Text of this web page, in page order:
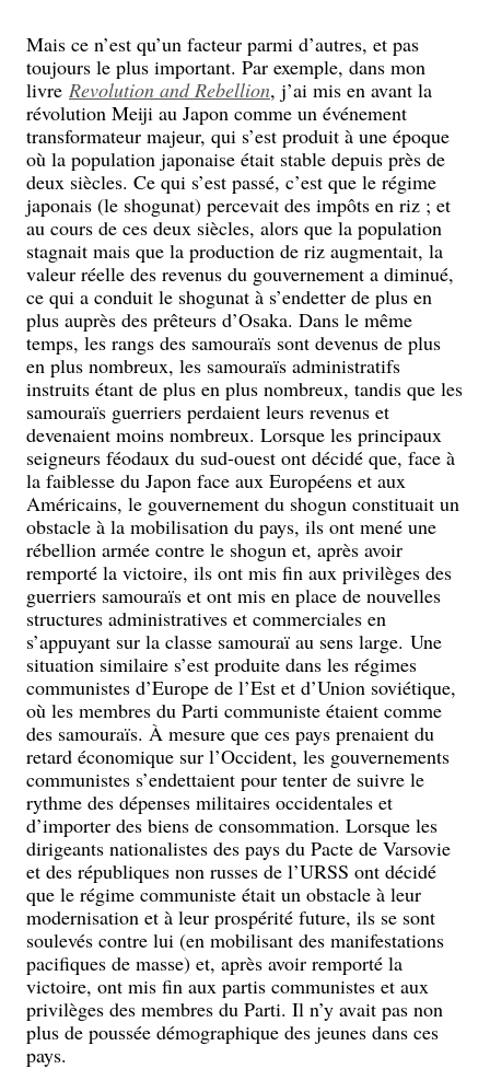
Mais ce n’est qu’un facteur parmi d’autres, et pas
toujours le plus important. Par exemple, dans mon
livre Revolution and Rebellion, j’ai mis en avant la
révolution Meiji au Japon comme un événement
transformateur majeur, qui s’est produit à une époque
où la population japonaise était stable depuis près de
deux siècles. Ce qui s’est passé, c’est que le régime
japonais (le shogunat) percevait des impôts en riz ; et
au cours de ces deux siècles, alors que la population
stagnait mais que la production de riz augmentait, la
valeur réelle des revenus du gouvernement a diminué,
ce qui a conduit le shogunat à s’endetter de plus en
plus auprès des prêteurs d’Osaka. Dans le même
temps, les rangs des samouraïs sont devenus de plus
en plus nombreux, les samouraïs administratifs
instruits étant de plus en plus nombreux, tandis que les
samouraïs guerriers perdaient leurs revenus et
devenaient moins nombreux. Lorsque les principaux
seigneurs féodaux du sud-ouest ont décidé que, face à
la faiblesse du Japon face aux Européens et aux
Américains, le gouvernement du shogun constituait un
obstacle à la mobilisation du pays, ils ont mené une
rébellion armée contre le shogun et, après avoir
remporté la victoire, ils ont mis fin aux privilèges des
guerriers samouraïs et ont mis en place de nouvelles
structures administratives et commerciales en
s’appuyant sur la classe samouraï au sens large. Une
situation similaire s’est produite dans les régimes
communistes d’Europe de l’Est et d’Union soviétique,
où les membres du Parti communiste étaient comme
des samouraïs. À mesure que ces pays prenaient du
retard économique sur l’Occident, les gouvernements
communistes s’endettaient pour tenter de suivre le
rythme des dépenses militaires occidentales et
d’importer des biens de consommation. Lorsque les
dirigeants nationalistes des pays du Pacte de Varsovie
et des républiques non russes de l’URSS ont décidé
que le régime communiste était un obstacle à leur
modernisation et à leur prospérité future, ils se sont
soulevés contre lui (en mobilisant des manifestations
pacifiques de masse) et, après avoir remporté la
victoire, ont mis fin aux partis communistes et aux
privilèges des membres du Parti. Il n’y avait pas non
plus de poussée démographique des jeunes dans ces
pays.